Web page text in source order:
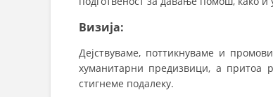
Визија:
Дејствуваме, поттикнуваме и
хуманитарни предизвици, а
стигнеме подалеку.